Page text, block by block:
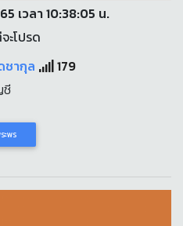
เวลา 10:38:05 น.
ะโปรด
ชากุล
179
ชี
ะพร